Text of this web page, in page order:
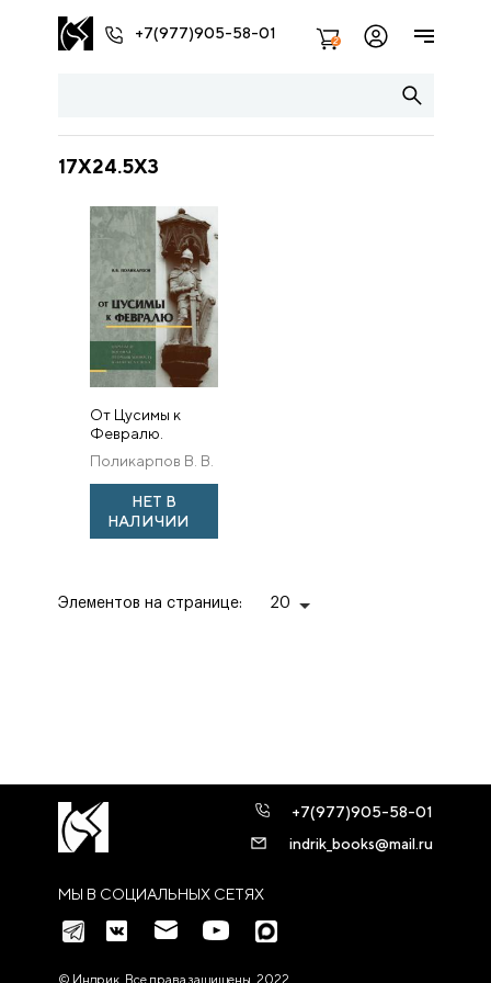
+7(977)905-58-01 2
17X24.5X3
От Цусимы к
Февралю.
Царизм и
военная
промышленность
в начале XX века
Поликарпов В. В.
НЕТ В
НАЛИЧИИ
Элементов на странице: 20
МЫ В СОЦИАЛЬНЫХ СЕТЯХ
+7(977)905-58-01
indrik_books@mail.ru
© Индрик. Все права защищены, 2022